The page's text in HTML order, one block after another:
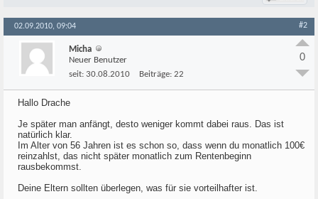
02.09.2010, 09:04 #2
Micha
Neuer Benutzer
seit: 30.08.2010 Beiträge: 22
0
Hallo Drache
Je später man anfängt, desto weniger kommt dabei raus. Das ist
natürlich klar.
Im Alter von 56 Jahren ist es schon so, dass wenn du monatlich 100€
reinzahlst, das nicht später monatlich zum Rentenbeginn
rausbekommst.
Deine Eltern sollten überlegen, was für sie vorteilhafter ist.